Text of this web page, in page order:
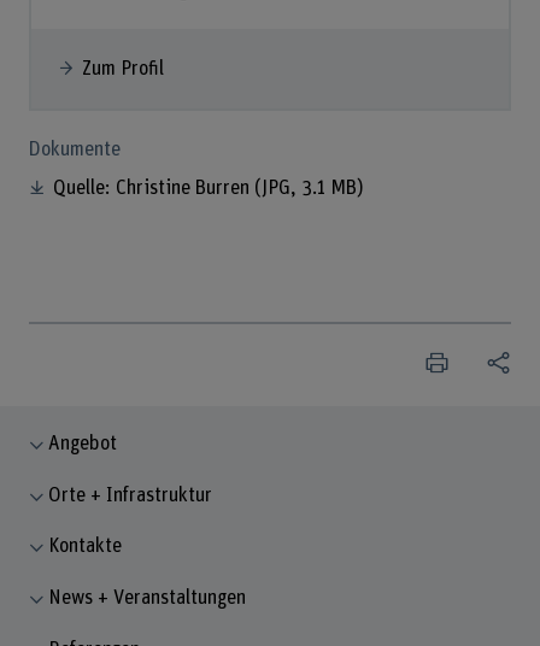
Zum Profil
Dokumente
Quelle: Christine Burren (JPG, 3.1 MB)
Angebot
Orte + Infrastruktur
Kontakte
News + Veranstaltungen